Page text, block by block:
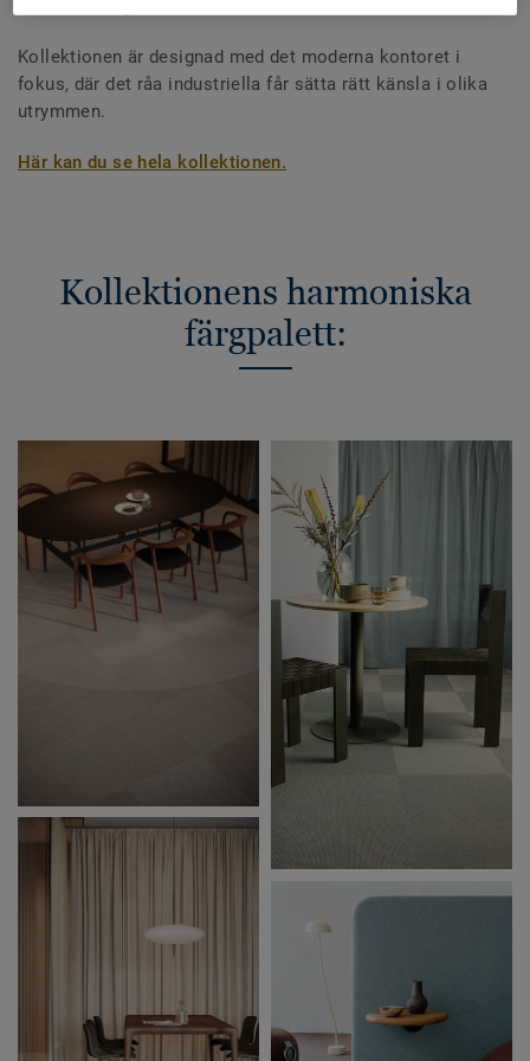
Kollektionen är designad med det moderna kontoret i
fokus, där det råa industriella får sätta rätt känsla i olika
utrymmen.
Här kan du se hela kollektionen.
Kollektionens harmoniska
färgpalett: